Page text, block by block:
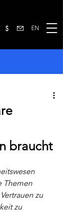
EN
braucht
Themen
zu
zu